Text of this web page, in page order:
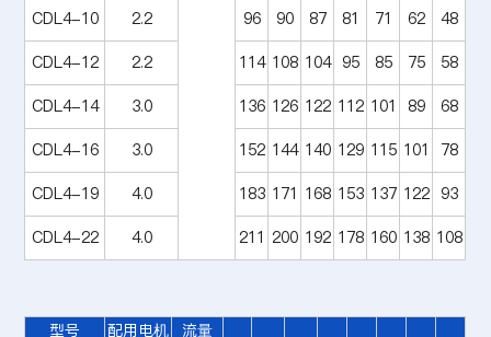
CDL4-10
2.2 96 90 87 81 71 62
48
CDL4-12
2.2 114 108 104 95 85 75
58
CDL4-14
3.0 136 126 122 112 101 89
68
CDL4-16
3.0 152 144 140 129 115 101
78
CDL4-19
4.0 183 171 168 153 137 122 93
CDL4-22
4.0 211 200 192 178 160 138 108
型号
配用电机
流量